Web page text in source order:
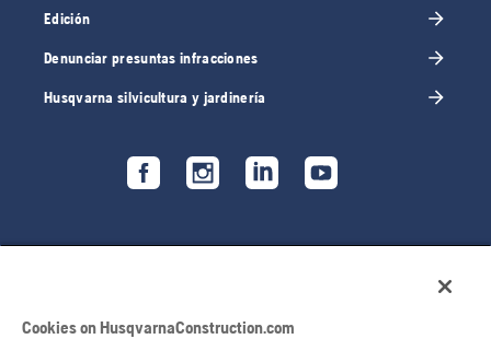
Edición
Denunciar presuntas infracciones
Husqvarna silvicultura y jardinería
Cookies on HusqvarnaConstruction.com